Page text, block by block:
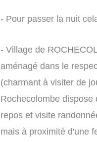
- Pour passer la nuit
- Village de
aménagé dans le
(charmant à visiter de
Rochecolombe
repos et visite
mais à proximité d'une